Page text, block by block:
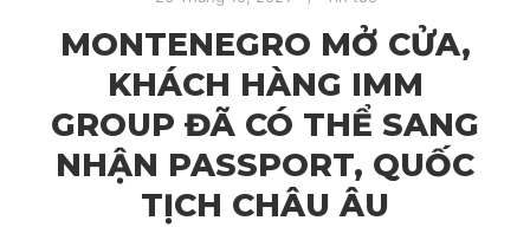
MONTENEGRO MỞ CỬA,
KHÁCH HÀNG IMM
GROUP ĐÃ CÓ THỂ SANG
NHẬN PASSPORT, QUỐC
TỊCH CHÂU ÂU